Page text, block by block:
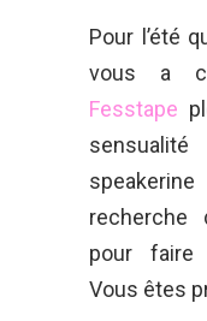
Pour l’été
vous a
Fesstape
recherche
pour faire
Vous êtes